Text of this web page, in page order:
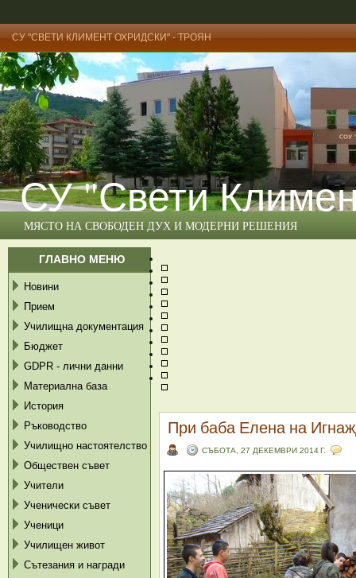
СУ "СВЕТИ КЛИМЕНТ ОХРИДСКИ" - ТРОЯН
СУ "Свети
МЯСТО НА СВОБОДЕН ДУХ И МОДЕРНИ РЕШЕНИЯ
ГЛАВНО МЕНЮ
Новини
Прием
Училищна документация
Бюджет
GDPR - лични данни
Материална база
История
Ръководство
Училищно настоятелство
Обществен съвет
Учители
Ученически съвет
Ученици
Училищен живот
Сътезания и награди
При баба Елена на
СЪБОТА, 27 ДЕКЕМВРИ 2014 Г.